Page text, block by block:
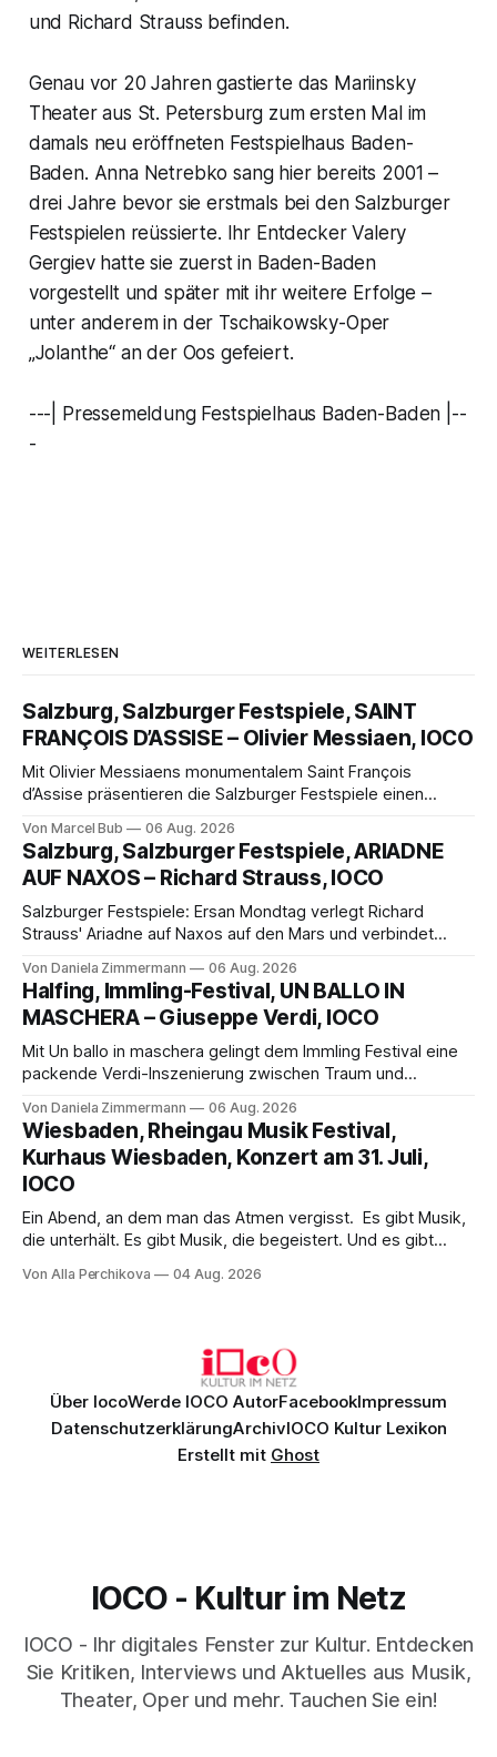
und Richard Strauss befinden.
Genau vor 20 Jahren gastierte das Mariinsky
Theater aus St. Petersburg zum ersten Mal im
damals neu eröffneten Festspielhaus Baden-
Baden. Anna Netrebko sang hier bereits 2001 –
drei Jahre bevor sie erstmals bei den Salzburger
Festspielen reüssierte. Ihr Entdecker Valery
Gergiev hatte sie zuerst in Baden-Baden
vorgestellt und später mit ihr weitere Erfolge –
unter anderem in der Tschaikowsky-Oper
„Jolanthe“ an der Oos gefeiert.
---| Pressemeldung Festspielhaus Baden-Baden |--
-
WEITERLESEN
Salzburg, Salzburger Festspiele, SAINT
FRANÇOIS D’ASSISE – Olivier Messiaen, IOCO
Mit Olivier Messiaens monumentalem Saint François
d’Assise präsentieren die Salzburger Festspiele einen
eine bildgewaltige Inszenierung, Maxime Pascal entfaltet
die komplexe Partitur eindrucksvoll, Philippe Sly berührt als
Franziskus.
Von Marcel Bub 06 Aug. 2026
Salzburg, Salzburger Festspiele, ARIADNE
AUF NAXOS – Richard Strauss, IOCO
Salzburger Festspiele: Ersan Mondtag verlegt Richard
Strauss' Ariadne auf Naxos auf den Mars und verbindet
Aufführung mit starken Solisten und den Wiener
Philharmonikern, szenisch bleibt der zweite Akt jedoch
hinter den Erwartungen zurück.
Von Daniela Zimmermann 06 Aug. 2026
Halfing, Immling-Festival, UN BALLO IN
MASCHERA – Giuseppe Verdi, IOCO
Mit Un ballo in maschera gelingt dem Immling Festival eine
packende Verdi-Inszenierung zwischen Traum und
psychologische Tiefe mit starken Bildern, getragen von
einem spielfreudigen Ensemble und einer musikalisch
überzeugenden Gesamtleistung.
Von Daniela Zimmermann 06 Aug. 2026
Wiesbaden, Rheingau Musik Festival,
Kurhaus Wiesbaden, Konzert am 31. Juli,
IOCO
Ein Abend, an dem man das Atmen vergisst. Es gibt Musik,
die unterhält. Es gibt Musik, die begeistert. Und es gibt
Genau so war der Abend im Kurhaus Wiesbaden, an dem
Von Alla Perchikova 04 Aug. 2026
Über IocoWerde IOCO AutorFacebookImpressum
DatenschutzerklärungArchivIOCO Kultur Lexikon
Erstellt mit Ghost
IOCO - Kultur im Netz
IOCO - Ihr digitales Fenster zur Kultur. Entdecken
Sie Kritiken, Interviews und Aktuelles aus Musik,
Theater, Oper und mehr. Tauchen Sie ein!